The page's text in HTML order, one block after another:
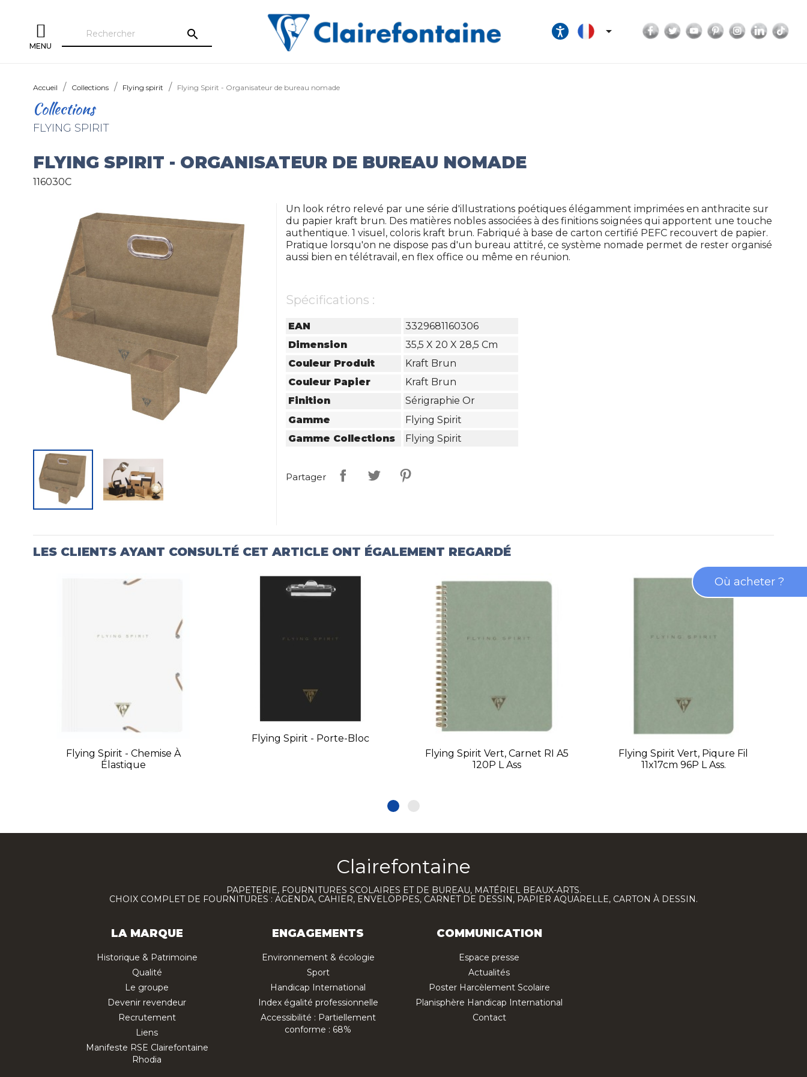
MENU
search  Facebook
TwitterYouTubePinterestInstagram
Accueil Collections Flying spirit Flying Spirit - Organisateur de bureau nomade
Collections
FLYING SPIRIT
FLYING SPIRIT - ORGANISATEUR DE BUREAU NOMADE
116030C
Un look rétro relevé par une série d'illustrations poétiques élégamment imprimées en anthracite sur
du papier kraft brun. Des matières nobles associées à des finitions soignées qui apportent une touche
authentique. 1 visuel, coloris kraft brun. Fabriqué à base de carton certifié PEFC recouvert de papier.
Pratique lorsqu'on ne dispose pas d'un bureau attitré, ce système nomade permet de rester organisé
aussi bien en télétravail, en flex office ou même en réunion.
Spécifications :
EAN
3329681160306
Dimension
35,5 X 20 X 28,5 Cm
Couleur Produit
Kraft Brun
Couleur Papier
Kraft Brun
Finition
Sérigraphie Or
Gamme
Flying Spirit
Gamme Collections
Flying Spirit
Partager
LES CLIENTS AYANT CONSULTÉ CET ARTICLE ONT ÉGALEMENT REGARDÉ
Flying Spirit - Chemise À
Élastique
Flying Spirit - Porte-Bloc
Flying Spirit Vert, Carnet RI A5
120P L Ass
Flying Spirit Vert, Piqure Fil
11x17cm 96P L Ass.
Clairefontaine
PAPETERIE, FOURNITURES SCOLAIRES ET DE BUREAU, MATÉRIEL BEAUX-ARTS.
CHOIX COMPLET DE FOURNITURES : AGENDA, CAHIER, ENVELOPPES, CARNET DE DESSIN, PAPIER AQUARELLE, CARTON À DESSIN.
LA MARQUE
Historique & Patrimoine
Qualité
Le groupe
Devenir revendeur
Recrutement
Liens
Manifeste RSE Clairefontaine
Rhodia
ENGAGEMENTS
Environnement & écologie
Sport
Handicap International
Index égalité professionnelle
Accessibilité : Partiellement
conforme : 68%
COMMUNICATION
Espace presse
Actualités
Poster Harcèlement Scolaire
Planisphère Handicap International
Contact
Où acheter ?